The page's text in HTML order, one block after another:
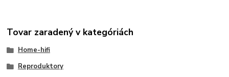
Tovar zaradený v kategóriách
Home-hifi
Reproduktory